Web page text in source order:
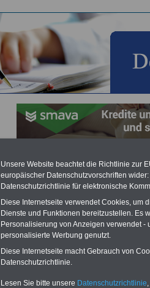
Vorteile für den
öffentlichen Dienst
Vergleichen und sparen:
Berufsunfähigkeitsabsicherung
Online-Vergleich Gesetzliche
Unsere Website beachtet die Richtlinie zur
europäischer Datenschutzvorschriften
Datenschutzrichtlinie für elektronische
Diese Internetseite verwendet Cookies, um
Dienste und Funktionen bereitzustellen. Es
Personalisierung von Anzeigen verwendet
personalisierte Werbung genutzt.
Diese Internetseite macht Gebrauch von
Datenschutzrichtlinie.
Lesen Sie bitte unsere Datenschutzrichtlinie